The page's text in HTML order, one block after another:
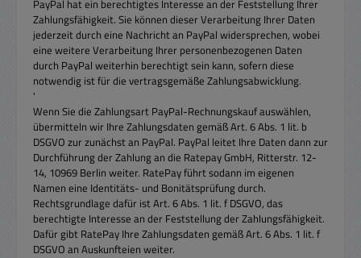
PayPal hat ein berechtigtes Interesse an der Feststellung Ihrer
Zahlungsfähigkeit. Sie können dieser Verarbeitung Ihrer Daten
jederzeit durch eine Nachricht an PayPal widersprechen, wobei
eine weitere Verarbeitung Ihrer personenbezogenen Daten
durch PayPal weiterhin berechtigt sein kann, sofern diese
notwendig ist für die vertragsgemäße Zahlungsabwicklung.
'
Wenn Sie die Zahlungsart PayPal-Rechnungskauf auswählen,
übermitteln wir Ihre Zahlungsdaten gemäß Art. 6 Abs. 1 lit. b
DSGVO zur zunächst an PayPal. PayPal leitet Ihre Daten dann zur
Durchführung der Zahlung an die Ratepay GmbH, Ritterstr. 12-
14, 10969 Berlin weiter. RatePay führt sodann im eigenen
Namen eine Identitäts- und Bonitätsprüfung durch.
Rechtsgrundlage dafür ist Art. 6 Abs. 1 lit. f DSGVO, das
berechtigte Interesse an der Feststellung der Zahlungsfähigkeit.
Dafür gibt RatePay Ihre Zahlungsdaten gemäß Art. 6 Abs. 1 lit. f
DSGVO an Auskunfteien weiter.